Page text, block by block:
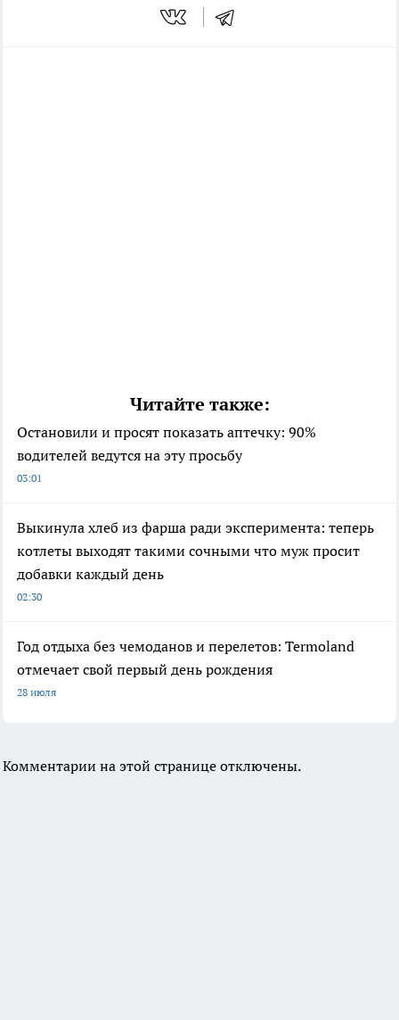
Читайте также:
Остановили и просят показать аптечку: 90%
водителей ведутся на эту просьбу
03:01
Выкинула хлеб из фарша ради эксперимента: теперь
котлеты выходят такими сочными что муж просит
добавки каждый день
02:30
Год отдыха без чемоданов и перелетов: Termoland
отмечает свой первый день рождения
28 июля
Комментарии на этой странице отключены.